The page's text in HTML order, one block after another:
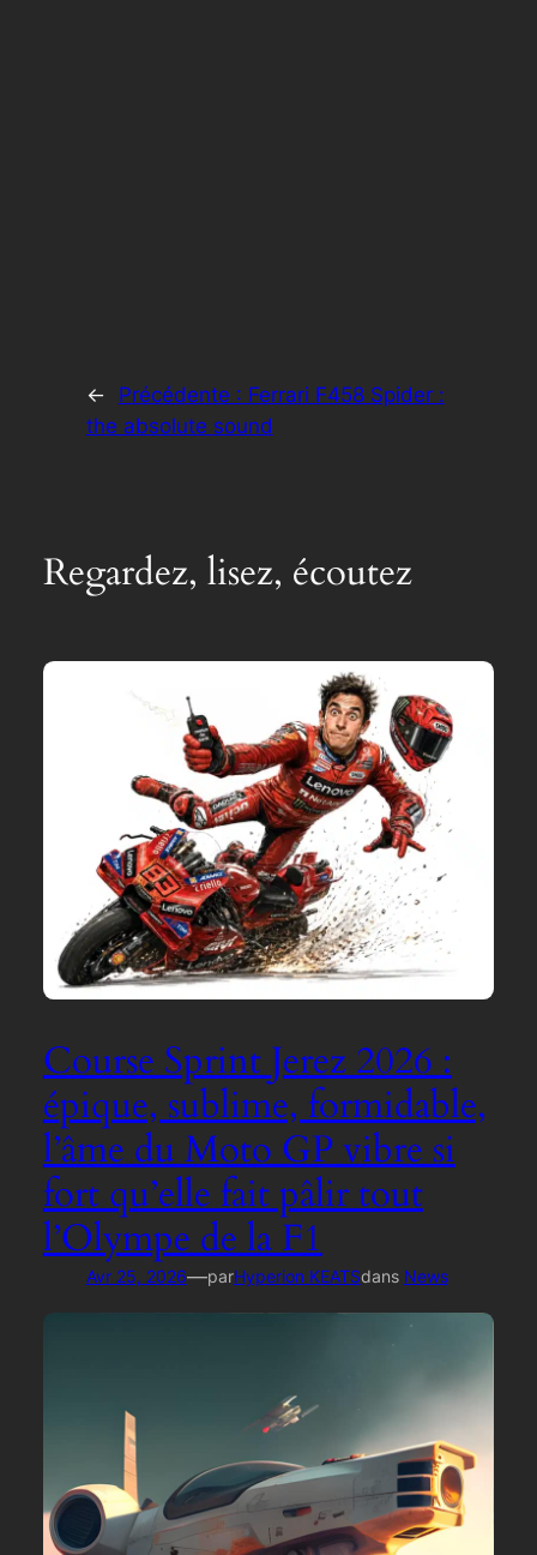
← Précédente : Ferrari F458 Spider :
the absolute sound
Regardez, lisez, écoutez
Course Sprint Jerez 2026 :
épique, sublime, formidable,
l’âme du Moto GP vibre si
fort qu’elle fait pâlir tout
l’Olympe de la F1
Avr 25, 2026—parHyperion KEATSdans News